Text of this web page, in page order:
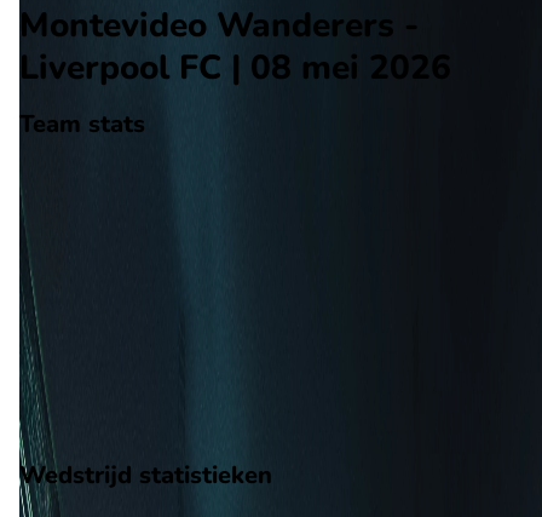
Montevideo Wanderers -
Liverpool FC | 08 mei 2026
Team stats
16
gewonnen
7verloren
vorm
Wedstrijd statistieken
Verloop